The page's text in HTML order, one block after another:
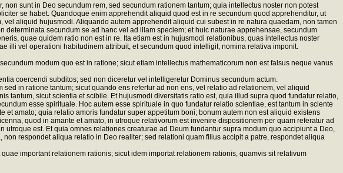
sunt in Deo secundum rem, sed secundum rationem tantum; quia intellectus noster non potest
se habet. Quandoque enim apprehendit aliquid quod est in re secundum quod apprehenditur, ut
aliquid hujusmodi. Aliquando autem apprehendit aliquid cui subest in re natura quaedam, non tamen
secundum se ad hanc vel ad illam speciem; et huic naturae apprehensae, secundum
quae quidem ratio non est in re. Ita etiam est in hujusmodi relationibus, quas intellectus noster
illi vel operationi habitudinem attribuit, et secundum quod intelligit, nomina relativa imponit.
modum quo est in ratione; sicut etiam intellectus mathematicorum non est falsus neque vanus
coercendi subditos; sed non diceretur vel intelligeretur Dominus secundum actum.
in ratione tantum; sicut quando ens refertur ad non ens, vel relatio ad relationem, vel aliquid
tantum, sicut scientia et scibile. Et hujusmodi diversitatis ratio est, quia illud supra quod fundatur relatio,
esse spirituale. Hoc autem esse spirituale in quo fundatur relatio scientiae, est tantum in sciente
amato; quia relatio amoris fundatur super appetitum boni; bonum autem non est aliquid existens
quod in amante et amato, in utroque relativorum est invenire dispositionem per quam referatur ad
est. Et quia omnes relationes creaturae ad Deum fundantur supra modum quo accipiunt a Deo,
respondet aliqua relatio in Deo realiter; sed relationi quam filius accipit a patre, respondet aliqua
important relationem rationis; sicut idem importat relationem rationis, quamvis sit relativum